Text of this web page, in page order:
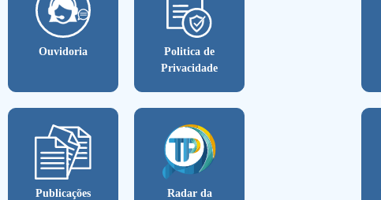
Ouvidoria
Politica de
Privacidade
Publicações
Radar da